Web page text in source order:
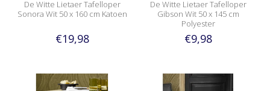
De Witte Lietaer Tafelloper
Sonora Wit 50 x 160 cm Katoen
€19,98
De Witte Lietaer Tafelloper
Gibson Wit 50 x 145 cm
Polyester
€9,98